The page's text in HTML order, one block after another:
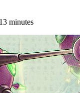
13 minutes